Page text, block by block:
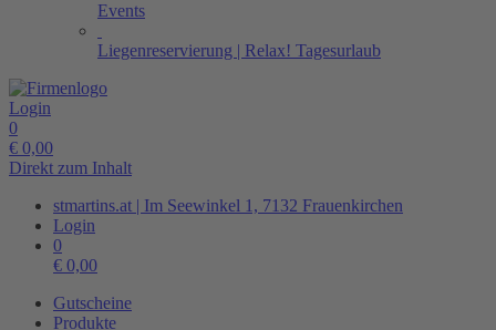
Events
Liegenreservierung | Relax! Tagesurlaub
Login
0
€ 0,00
Direkt zum Inhalt
stmartins.at | Im Seewinkel 1, 7132 Frauenkirchen
Login
0
€ 0,00
Gutscheine
Produkte